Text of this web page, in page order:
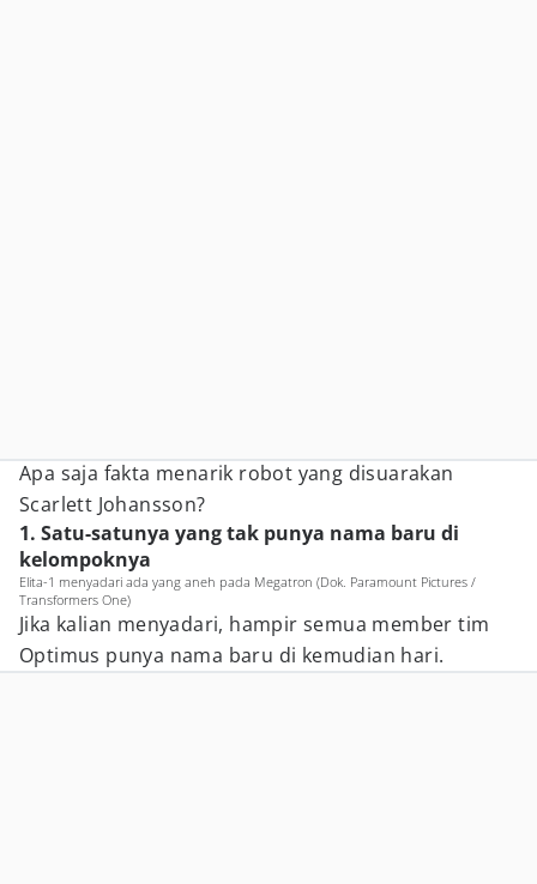
Apa saja fakta menarik robot yang disuarakan
Scarlett Johansson?
1. Satu-satunya yang tak punya nama baru di
kelompoknya
Elita-1 menyadari ada yang aneh pada Megatron (Dok. Paramount Pictures /
Transformers One)
Jika kalian menyadari, hampir semua member tim
Optimus punya nama baru di kemudian hari.